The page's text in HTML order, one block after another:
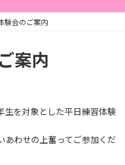
験会のご案内
案内
生を対象とした平日練習体験
あわせの上奮ってご参加くだ